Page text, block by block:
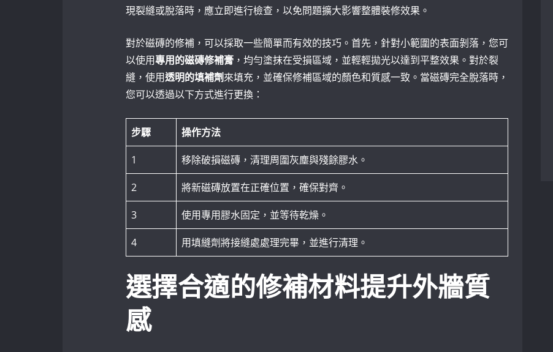
現裂縫或脫落時，應立即進行檢查，以免問題擴大影響整體裝修效果。
對於磁磚的修補，可以採取一些簡單而有效的技巧。首先，針對小範圍的表面剝落，您可
以使用專用的磁磚修補膏 ，均勻塗抹在受損區域，並輕輕拋光以達到平整效果。對於裂
縫，使用透明的填補劑來填充，並確保修補區域的顏色和質感一致。當磁磚完全脫落時，
您可以透過以下方式進行更換：
步驟 操作方法
1 移除破損磁磚，清理周圍灰塵與殘餘膠水。
2 將新磁磚放置在正確位置，確保對齊。
3 使用專用膠水固定，並等待乾燥。
4 用填縫劑將接縫處處理完畢，並進行清理。
選擇合適的修補材料提升外牆質
感